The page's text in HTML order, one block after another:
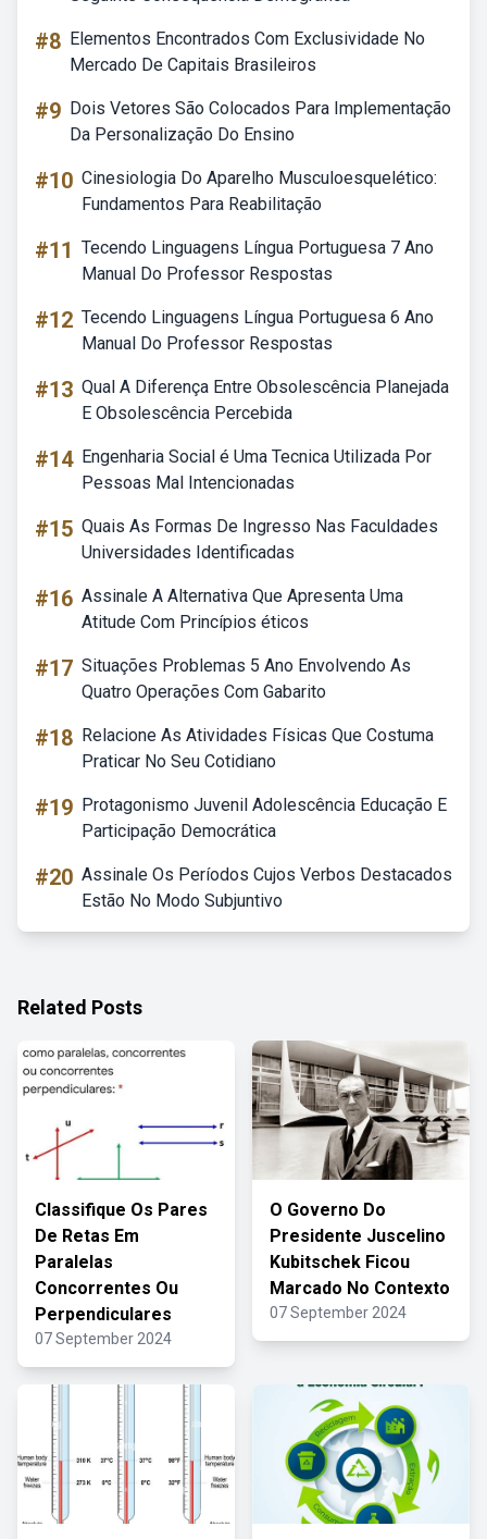
#8 Elementos Encontrados Com Exclusividade No
Mercado De Capitais Brasileiros
#9 Dois Vetores São Colocados Para Implementação
Da Personalização Do Ensino
#10 Cinesiologia Do Aparelho Musculoesquelético:
Fundamentos Para Reabilitação
#11 Tecendo Linguagens Língua Portuguesa 7 Ano
Manual Do Professor Respostas
#12 Tecendo Linguagens Língua Portuguesa 6 Ano
Manual Do Professor Respostas
#13 Qual A Diferença Entre Obsolescência Planejada
E Obsolescência Percebida
#14 Engenharia Social é Uma Tecnica Utilizada Por
Pessoas Mal Intencionadas
#15 Quais As Formas De Ingresso Nas Faculdades
Universidades Identificadas
#16 Assinale A Alternativa Que Apresenta Uma
Atitude Com Princípios éticos
#17 Situações Problemas 5 Ano Envolvendo As
Quatro Operações Com Gabarito
#18 Relacione As Atividades Físicas Que Costuma
Praticar No Seu Cotidiano
#19 Protagonismo Juvenil Adolescência Educação E
Participação Democrática
#20 Assinale Os Períodos Cujos Verbos Destacados
Estão No Modo Subjuntivo
Related Posts
Classifique Os Pares
De Retas Em
Paralelas
Concorrentes Ou
Perpendiculares
07 September 2024
O Governo Do
Presidente Juscelino
Kubitschek Ficou
Marcado No Contexto
07 September 2024